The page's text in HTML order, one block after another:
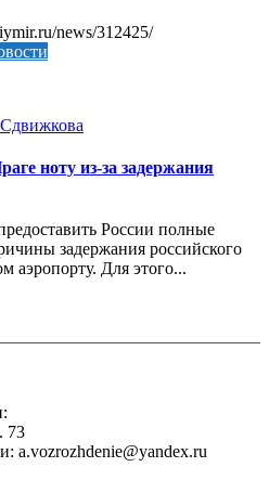
news/312425/
ноту из-за задержания
России полные
задержания российского
аэропорту. Для этого...
73
a.vozrozhdenie@yandex.ru